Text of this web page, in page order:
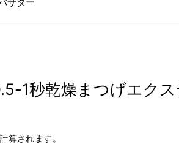
1秒乾燥まつげエク
算されます。